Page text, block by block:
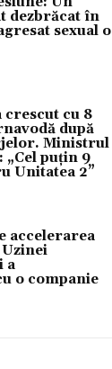
dezbrăcat în
sexual o
cu 8
după
Ministrul
puțin 9
Unitatea 2”
accelerarea
a
o companie